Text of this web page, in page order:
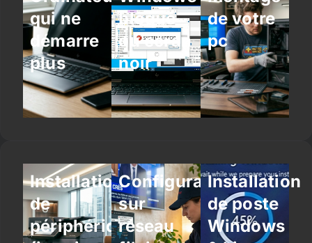
qui ne
démarre
plus
bloqué
ou écran
noir
de votre
pc
Installation
de
périphériques
Configuration
sur
réseau
Installation
de poste
Windows